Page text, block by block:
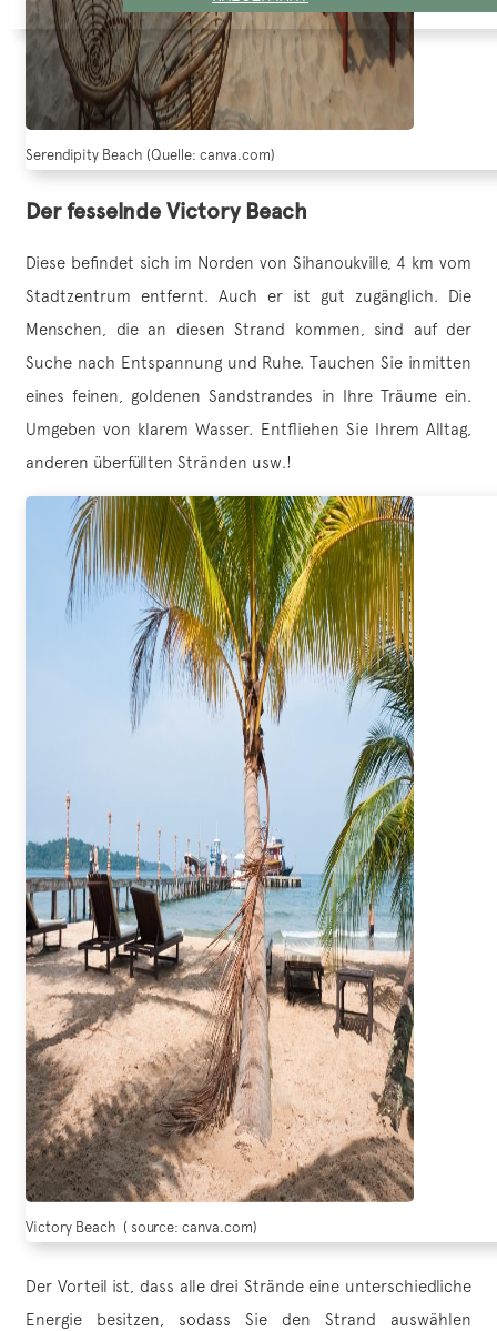
Serendipity Beach (Quelle: canva.com)
Der fesselnde Victory Beach
Diese befindet sich im Norden von Sihanoukville, 4 km vom
Stadtzentrum entfernt. Auch er ist gut zugänglich. Die
Menschen, die an diesen Strand kommen, sind auf der
Suche nach Entspannung und Ruhe. Tauchen Sie inmitten
eines feinen, goldenen Sandstrandes in Ihre Träume ein.
Umgeben von klarem Wasser. Entfliehen Sie Ihrem Alltag,
anderen überfüllten Stränden usw.!
Victory Beach ( source: canva.com)
Der Vorteil ist, dass alle drei Strände eine unterschiedliche
Energie besitzen, sodass Sie den Strand auswählen